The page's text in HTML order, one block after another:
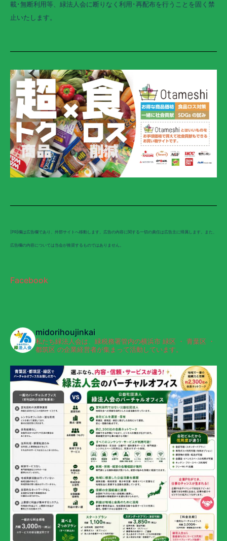
載･無断利用等、緑法人会に断りなく利用･再配布を行うことを固く禁
止いたします。
[PR]欄は広告欄であり、外部サイトへ移動します。広告の内容に関する一切の責任は広告主に帰属します。また、
広告欄の内容については当会が推奨するものではありません。
Facebook
midorihoujinkai
私たち緑法人会は、緑税務署管内の横浜市 緑区 ・ 青葉区 ・
都筑区 の企業経営者が集まって活動しています。